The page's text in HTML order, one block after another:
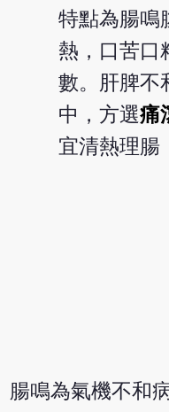
特點為腸鳴
熱，口苦口
數。肝脾不
中，方選痛
宜清熱理腸
腸鳴為氣機不和